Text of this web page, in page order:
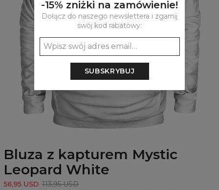
Bluza z kapturem Mystic
Leopard White
56,95 USD 113,95 USD
-15% zniżki na zamówienie!
Dołącz do naszego newslettera i zgarnij
swój kod rabatowy:
SUBSKRYBUJ